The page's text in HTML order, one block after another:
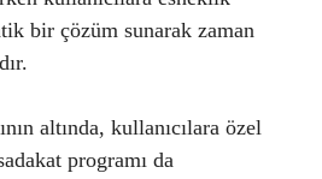
bir çözüm sunarak zaman
altında, kullanıcılara özel
programı da